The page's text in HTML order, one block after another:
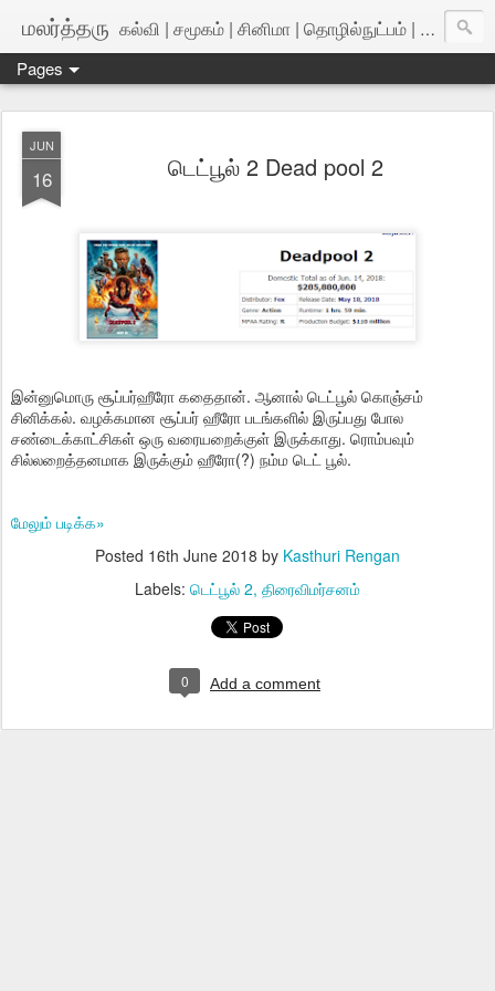
மலர்த்தரு கல்வி | சமூகம் | சினிமா | தொழில்நுட்பம் | அறிவியல்
Pages
JUN
16 டெட்பூல் 2 Dead pool 2
இன்னுமொரு சூப்பர்ஹீரோ கதைதான். ஆனால் டெட்பூல் கொஞ்சம்
சினிக்கல். வழக்கமான சூப்பர் ஹீரோ படங்களில் இருப்பது போல
சண்டைக்காட்சிகள் ஒரு வரையறைக்குள் இருக்காது. ரொம்பவும்
சில்லறைத்தனமாக இருக்கும் ஹீரோ(?) நம்ம டெட் பூல்.
மேலும் படிக்க»
Posted 16th June 2018 by Kasthuri Rengan
Labels: டெட்பூல் 2 திரைவிமர்சனம்
0 Add a comment